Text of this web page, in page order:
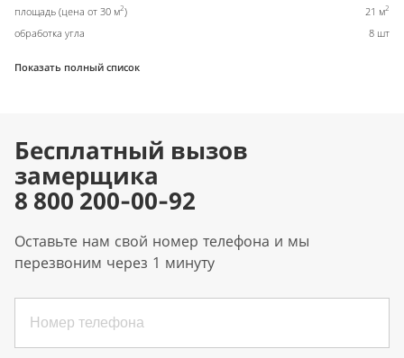
площадь (цена от 30 м2) 21 м2
обработка угла 8 шт
Показать полный список
Бесплатный вызов
замерщика
8 800 200-00-92
Оставьте нам свой номер телефона и мы
перезвоним через 1 минуту